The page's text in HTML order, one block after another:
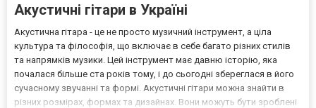
Акустичні гітари в Україні
Акустична гітара - це не просто музичний інструмент, а ціла
культура та філософія, що включає в себе багато різних стилів
та напрямків музики. Цей інструмент має давню історію, яка
почалася більше ста років тому, і до сьогодні збереглася в його
сучасному звучанні та формі. Акустичні гітари можна знайти в
різних розмірах, формах та дизайнах. Вони можуть бути зроблені